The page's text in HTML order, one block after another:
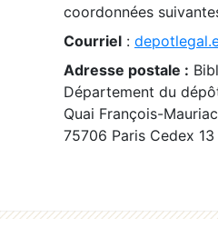
coordonnées
Courriel :
Adresse postale :
Département du
Quai François-Mauriac
75706 Paris Cedex 13